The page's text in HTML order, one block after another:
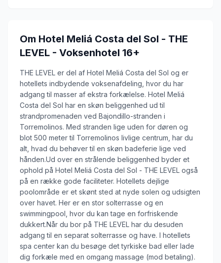
Om Hotel Meliá Costa del Sol - THE
LEVEL - Voksenhotel 16+
THE LEVEL er del af Hotel Meliá Costa del Sol og er
hotellets indbydende voksenafdeling, hvor du har
adgang til masser af ekstra forkælelse. Hotel Meliá
Costa del Sol har en skøn beliggenhed ud til
strandpromenaden ved Bajondillo-stranden i
Torremolinos. Med stranden lige uden for døren og
blot 500 meter til Torremolinos livlige centrum, har du
alt, hvad du behøver til en skøn badeferie lige ved
hånden.Ud over en strålende beliggenhed byder et
ophold på Hotel Meliá Costa del Sol - THE LEVEL også
på en række gode faciliteter. Hotellets dejlige
poolområde er et skønt sted at nyde solen og udsigten
over havet. Her er en stor solterrasse og en
swimmingpool, hvor du kan tage en forfriskende
dukkert.Når du bor på THE LEVEL har du desuden
adgang til en separat solterrasse og have. I hotellets
spa center kan du besøge det tyrkiske bad eller lade
dig forkæle med en omgang massage (mod betaling).